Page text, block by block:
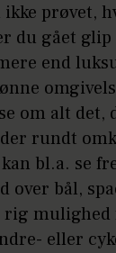
prøvet,
du gået glip
end
om alt det,
rundt
bl.a. se
over bål,
rig mulighed
eller